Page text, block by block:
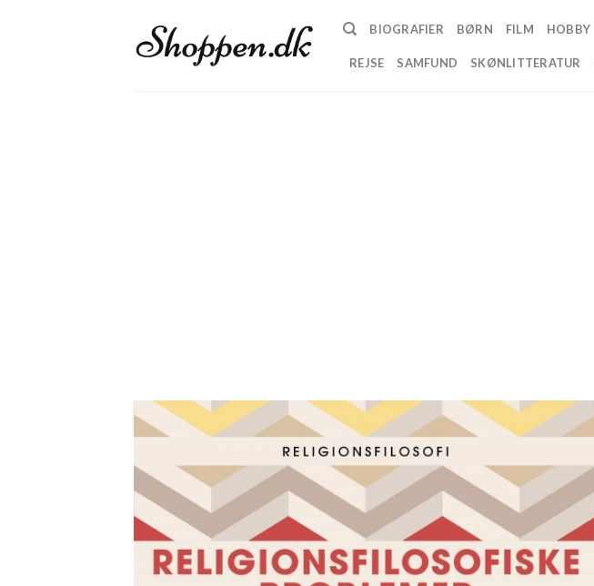
BIOGRAFIER BØRN FILM HOBBY
REJSE SAMFUND SKØNLITTERATUR